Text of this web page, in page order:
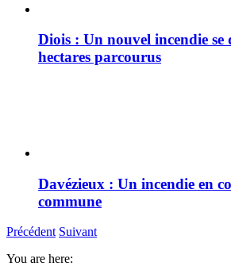
Diois : Un nouvel incendie se
hectares parcourus
Davézieux : Un incendie en
commune
Précédent Suivant
You are here: